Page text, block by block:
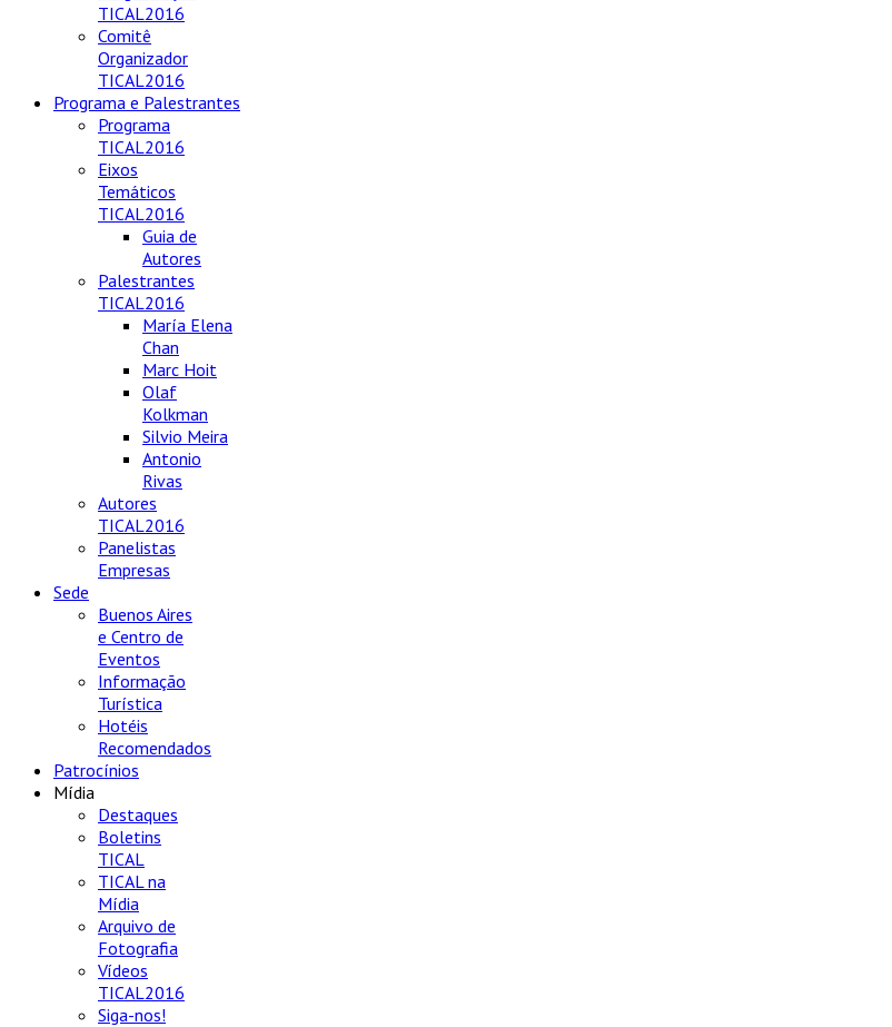
TICAL2016
Comitê
Organizador
TICAL2016
Programa e Palestrantes
Programa
TICAL2016
Eixos
Temáticos
TICAL2016
Guia de
Autores
Palestrantes
TICAL2016
María Elena
Chan
Marc Hoit
Olaf
Kolkman
Silvio Meira
Antonio
Rivas
Autores
TICAL2016
Panelistas
Empresas
Sede
Buenos Aires
e Centro de
Eventos
Informação
Turística
Hotéis
Recomendados
Patrocínios
Mídia
Destaques
Boletins
TICAL
TICAL na
Mídia
Arquivo de
Fotografia
Vídeos
TICAL2016
Siga-nos!